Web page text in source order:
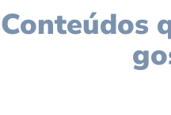
Conteúdos